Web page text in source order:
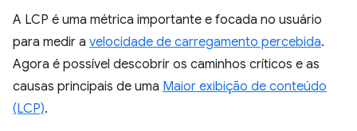
A LCP é uma métrica importante e focada no usuário
para medir a velocidade de carregamento percebida.
Agora é possível descobrir os caminhos críticos e as
causas principais de uma Maior exibição de conteúdo
(LCP).